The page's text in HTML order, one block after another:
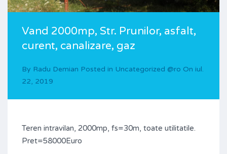
Vand 2000mp, Str. Prunilor, asfalt,
curent, canalizare, gaz
By Radu Demian Posted in Uncategorized @ro On iul.
22, 2019
Teren intravilan, 2000mp, fs=30m, toate utilitatile.
Pret=58000Euro